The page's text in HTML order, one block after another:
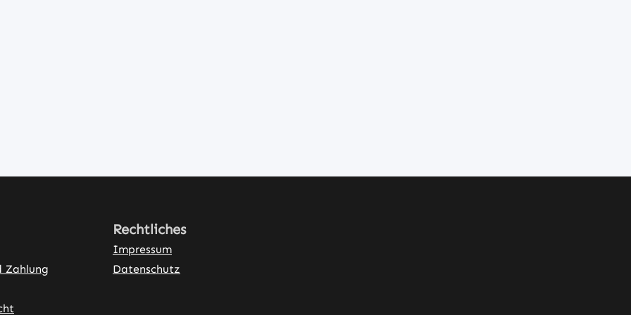
Zahlung
Rechtliches
Impressum
Datenschutz